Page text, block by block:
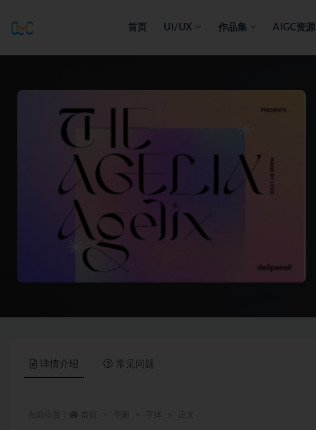
首页 UI/UX 作品集 AIGC资源
详情介绍 常见问题